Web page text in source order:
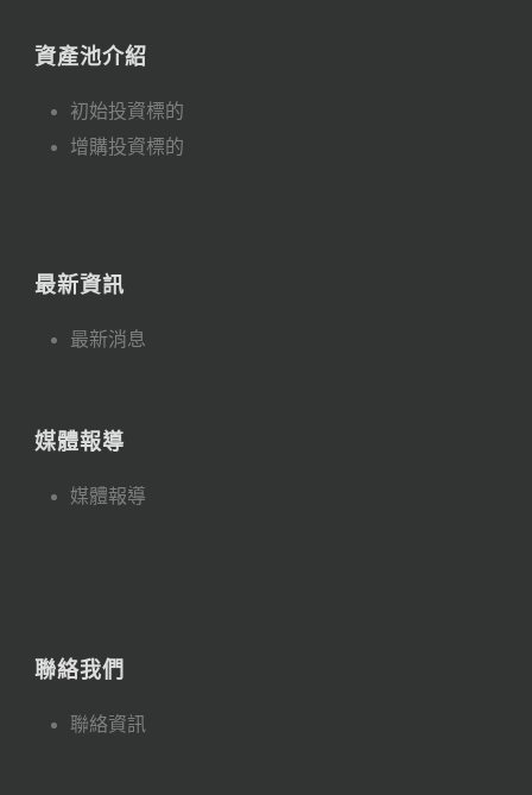
資產池介紹
初始投資標的
增購投資標的
最新資訊
最新消息
媒體報導
媒體報導
聯絡我們
聯絡資訊